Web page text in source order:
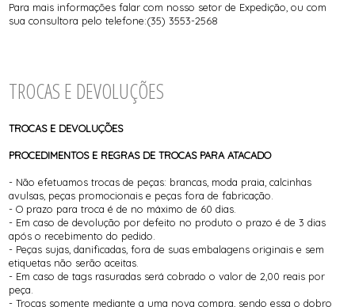
Para mais informações falar com nosso setor de Expedição, ou com
sua consultora pelo telefone:(35) 3553-2568
TROCAS E DEVOLUÇÕES
TROCAS E DEVOLUÇÕES
PROCEDIMENTOS E REGRAS DE TROCAS PARA ATACADO
- Não efetuamos trocas de peças: brancas, moda praia, calcinhas
avulsas, peças promocionais e peças fora de fabricação.
- O prazo para troca é de no máximo de 60 dias.
- Em caso de devolução por defeito no produto o prazo é de 3 dias
após o recebimento do pedido.
- Peças sujas, danificadas, fora de suas embalagens originais e sem
etiquetas não serão aceitas.
- Em caso de tags rasuradas será cobrado o valor de 2,00 reais por
peça.
- Trocas somente mediante a uma nova compra, sendo essa o dobro